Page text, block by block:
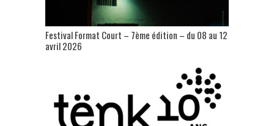
Festival Format Court – 7ème édition – du 08 au 12
avril 2026